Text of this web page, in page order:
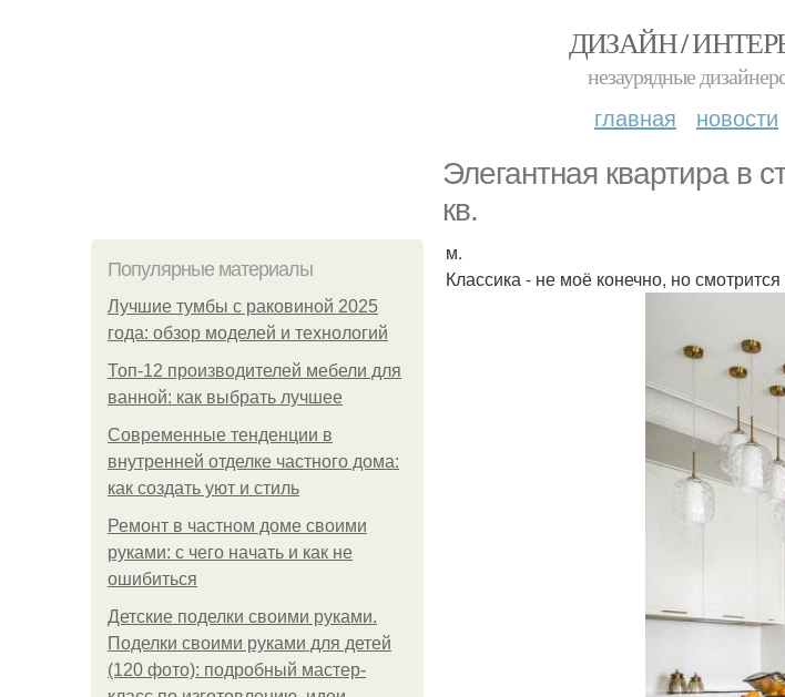
ДИЗАЙН /
незаурядные
главная новости
Элегантная квартира в
кв.
Популярные материалы
Лучшие тумбы с раковиной 2025
года: обзор моделей и технологий
Топ-12 производителей мебели для
ванной: как выбрать лучшее
Современные тенденции в
внутренней отделке частного дома:
как создать уют и стиль
Ремонт в частном доме своими
руками: с чего начать и как не
ошибиться
Детские поделки своими руками.
Поделки своими руками для детей
(120 фото): подробный мастер-
м.
Классика - не моё конечно, но